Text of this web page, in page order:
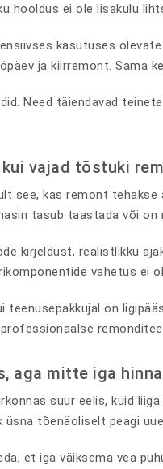
hooldus ei ole lisakulu
kasutuses
ja kiirremont. Sama
Need täiendavad
vajad tõstuki
see, kas remont
tasub taastada või
kirjeldust, realistlikku
vahetus ei
teenusepakkujal on
aga mitte iga
suur eelis, kuid
tõenäoliselt peagi
et iga väiksema vea